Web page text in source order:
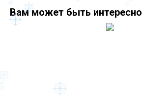
Вам может быть интересно